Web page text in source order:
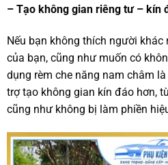
– Tạo không gian riêng tư – kín
Nếu bạn không thích người khác
của bạn, cũng như muốn có
dụng rèm che năng nam châm
trợ tạo không gian kín đáo hơn,
cũng như không bị làm phiền